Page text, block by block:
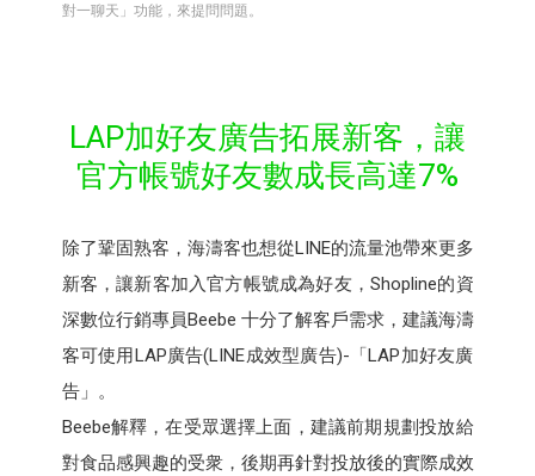
對一聊天」功能，來提問問題。
LAP加好友廣告拓展新客，讓
官方帳號好友數成長高達7%
除了鞏固熟客，海濤客也想從LINE的流量池帶來更多
新客，讓新客加入官方帳號成為好友，Shopline的資
深數位行銷專員Beebe 十分了解客戶需求，建議海濤
客可使用LAP廣告(LINE成效型廣告)-「LAP加好友廣
告」。
Beebe解釋，在受眾選擇上面，建議前期規劃投放給
對食品感興趣的受衆，後期再針對投放後的實際成效